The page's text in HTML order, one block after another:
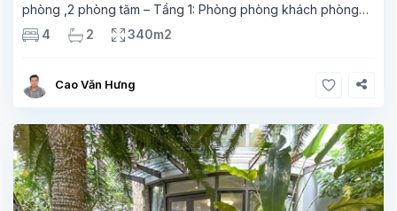
phòng ,2 phòng tăm – Tầng 1: Phòng phòng khách phòng
bếp tầng 2-2 phòng ngủ,1 phòng tắm – Tầng 3: 2 phòng
ngủ 1 phòng tắm.tầng 4 phòng thờ,sân
4 2 340m2
Cao Văn Hưng